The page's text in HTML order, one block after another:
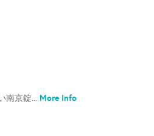
南京錠...More Info